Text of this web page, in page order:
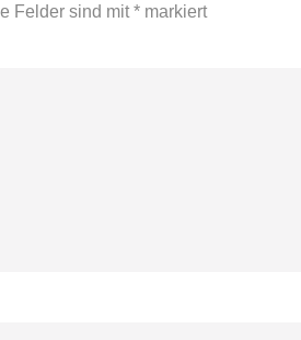
Felder sind mit * markiert